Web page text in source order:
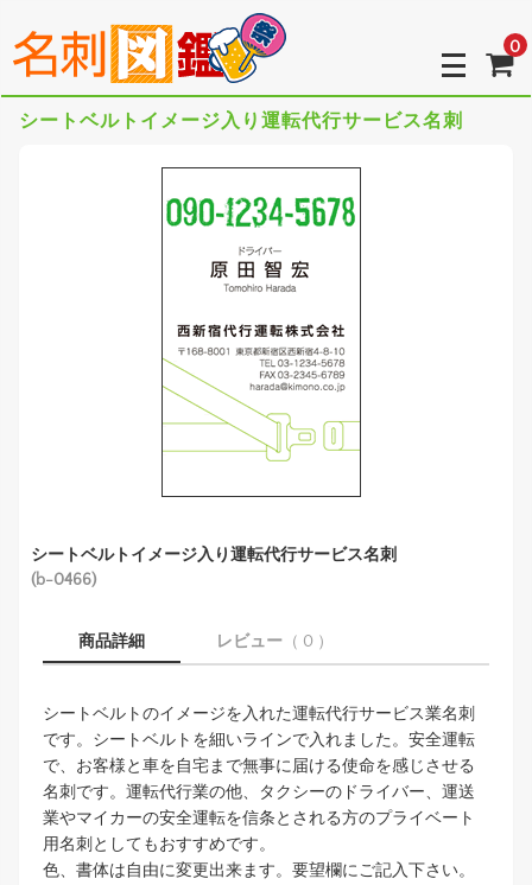
0
シートベルトイメージ入り運転代行サービス名刺
シートベルトイメージ入り運転代行サービス名刺
(b-0466)
商品詳細 レビュー （ 0 ）
シートベルトのイメージを入れた運転代行サービス業名刺
です。シートベルトを細いラインで入れました。安全運転
で、お客様と車を自宅まで無事に届ける使命を感じさせる
名刺です。運転代行業の他、タクシーのドライバー、運送
業やマイカーの安全運転を信条とされる方のプライベート
用名刺としてもおすすめです。
色、書体は自由に変更出来ます。要望欄にご記入下さい。